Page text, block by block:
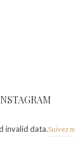
invalid data.Suivez